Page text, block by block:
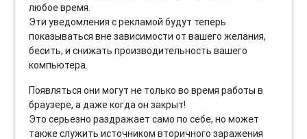
любое время.
Эти уведомления с рекламой будут теперь
показываться вне зависимости от вашего желания,
бесить, и снижать производительность вашего
компьютера.
Появляться они могут не только во время работы в
браузере, а даже когда он закрыт!
Это серьезно раздражает само по себе, но может
также служить источником вторичного заражения